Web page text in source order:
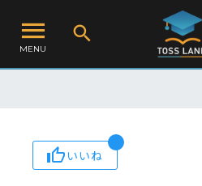
MENU
いいね